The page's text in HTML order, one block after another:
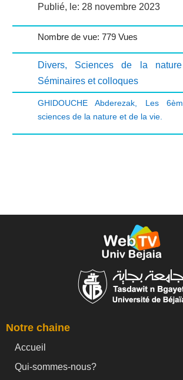
Publié, le: 28 novembre 2023
Nombre de vue: 779 Vues
Divers, Sciences de la
Séminaires et colloques
GHIDOUCHE Abderezak
Les
sciences de la nature et de la vie.
Notre chaine
Accueil
Qui-sommes-nous?